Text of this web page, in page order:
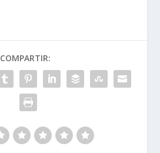
COMPARTIR: